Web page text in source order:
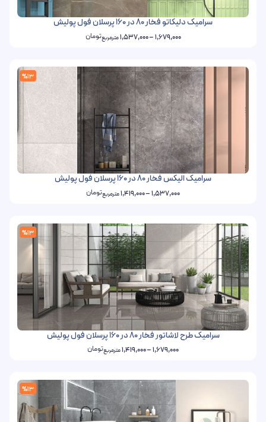
سرامیک دلیکاتو فخار 80 در 160 پرسلان فول پولیش
1,679,000
–
1,537,000مترمربعتومان
%13
سرامیک الیکس فخار 80 در 160 پرسلان فول پولیش
1,537,000
–
1,419,000مترمربعتومان
%13
سرامیک طرح لاشاتور فخار 80 در 160 پرسلان فول پولیش
1,679,000
–
1,419,000مترمربعتومان
%13